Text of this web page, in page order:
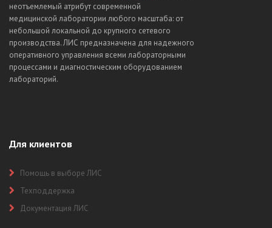
неотъемлемый атрибут современной
медицинской лаборатории любого масштаба: от
небольшой локальной до крупного сетевого
производства. ЛИС предназначена для надежного
оперативного управления всеми лабораторными
процессами и диагностическим оборудованием
лабораторий.
Для клиентов
Помощь в выборе ЛИС
Техподдержка
Документация ЛИС